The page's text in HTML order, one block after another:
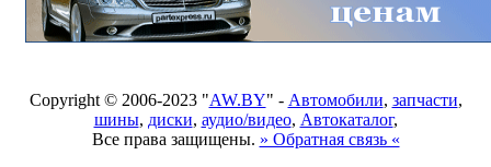
Copyright © 2006-2023 "AW.BY" - Автомобили, запчасти,
шины, диски, аудио/видео, Автокаталог,
Все права защищены. » Обратная связь «